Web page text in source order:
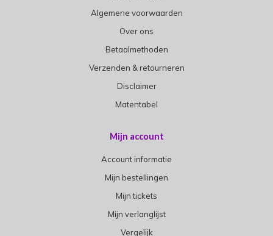
Algemene voorwaarden
Over ons
Betaalmethoden
Verzenden & retourneren
Disclaimer
Matentabel
Mijn account
Account informatie
Mijn bestellingen
Mijn tickets
Mijn verlanglijst
Vergelijk